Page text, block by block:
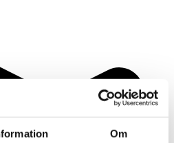
Om